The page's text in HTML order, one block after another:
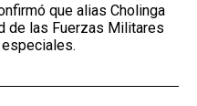
que alias Cholinga
de las Fuerzas Militares